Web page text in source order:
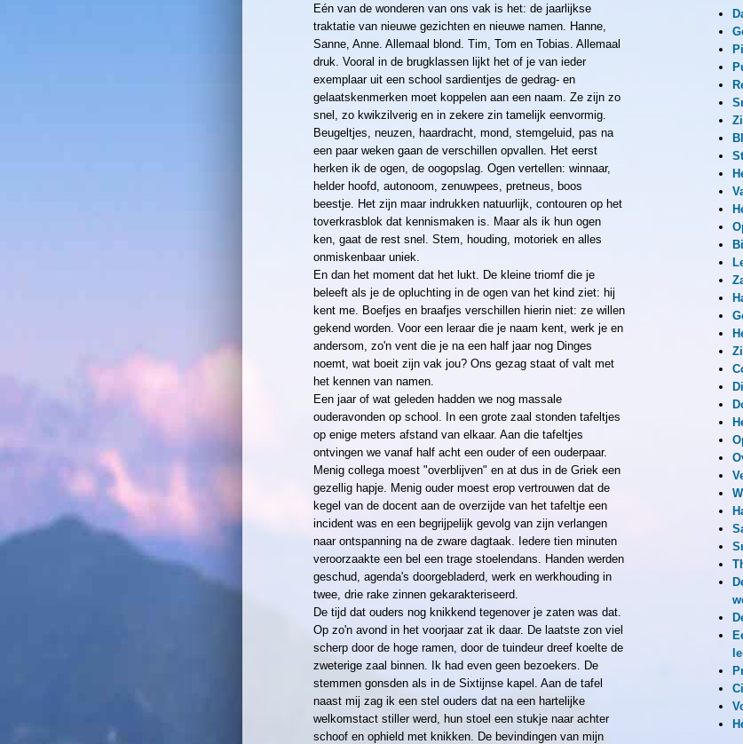
Eén van de wonderen van ons vak is het: de jaarlijkse
traktatie van nieuwe gezichten en nieuwe namen. Hanne,
Sanne, Anne. Allemaal blond. Tim, Tom en Tobias. Allemaal
druk. Vooral in de brugklassen lijkt het of je van ieder
exemplaar uit een school sardientjes de gedrag- en
gelaatskenmerken moet koppelen aan een naam. Ze zijn zo
snel, zo kwikzilverig en in zekere zin tamelijk eenvormig.
Beugeltjes, neuzen, haardracht, mond, stemgeluid, pas na
een paar weken gaan de verschillen opvallen. Het eerst
herken ik de ogen, de oogopslag. Ogen vertellen: winnaar,
helder hoofd, autonoom, zenuwpees, pretneus, boos
beestje. Het zijn maar indrukken natuurlijk, contouren op het
toverkrasblok dat kennismaken is. Maar als ik hun ogen
ken, gaat de rest snel. Stem, houding, motoriek en alles
onmiskenbaar uniek.
En dan het moment dat het lukt. De kleine triomf die je
beleeft als je de opluchting in de ogen van het kind ziet: hij
kent me. Boefjes en braafjes verschillen hierin niet: ze willen
gekend worden. Voor een leraar die je naam kent, werk je en
andersom, zo'n vent die je na een half jaar nog Dinges
noemt, wat boeit zijn vak jou? Ons gezag staat of valt met
het kennen van namen.
Een jaar of wat geleden hadden we nog massale
ouderavonden op school. In een grote zaal stonden tafeltjes
op enige meters afstand van elkaar. Aan die tafeltjes
ontvingen we vanaf half acht een ouder of een ouderpaar.
Menig collega moest "overblijven" en at dus in de Griek een
gezellig hapje. Menig ouder moest erop vertrouwen dat de
kegel van de docent aan de overzijde van het tafeltje een
incident was en een begrijpelijk gevolg van zijn verlangen
naar ontspanning na de zware dagtaak. Iedere tien minuten
veroorzaakte een bel een trage stoelendans. Handen werden
geschud, agenda's doorgebladerd, werk en werkhouding in
twee, drie rake zinnen gekarakteriseerd.
De tijd dat ouders nog knikkend tegenover je zaten was dat.
Op zo'n avond in het voorjaar zat ik daar. De laatste zon viel
scherp door de hoge ramen, door de tuindeur dreef koelte de
zweterige zaal binnen. Ik had even geen bezoekers. De
stemmen gonsden als in de Sixtijnse kapel. Aan de tafel
naast mij zag ik een stel ouders dat na een hartelijke
welkomstact stiller werd, hun stoel een stukje naar achter
schoof en ophield met knikken. De bevindingen van mijn